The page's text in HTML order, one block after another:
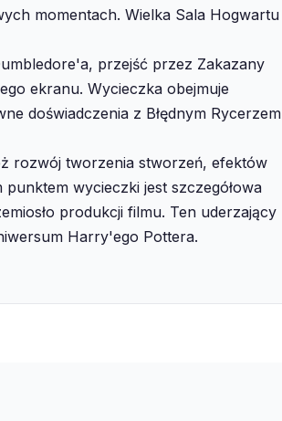
momentach. Wielka Sala Hogwartu
przejść przez Zakazany
ekranu. Wycieczka obejmuje
doświadczenia z Błędnym Rycerzem
rozwój tworzenia stworzeń, efektów
wycieczki jest szczegółowa
produkcji filmu. Ten uderzający
Harry'ego Pottera.